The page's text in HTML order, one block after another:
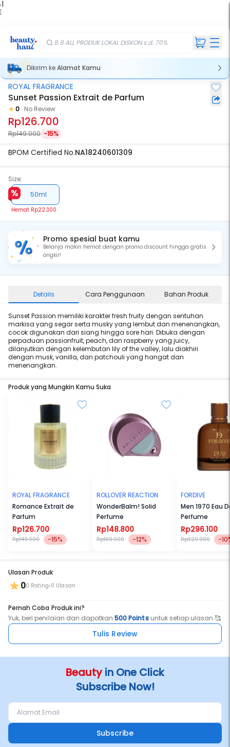
|
8.8 ALL PRODUK LOKAL DISKON s.d. 70%
Dikirim keAlamat Kamu
ROYAL FRAGRANCE
Sunset Passion Extrait de Parfum
0 No Review
Rp126.700
Rp149.000 -15%
BPOM Certified No.NA18240601309
Size:
50ml
Hemat Rp22.300
Promo spesial buat kamu
Belanja makin hemat dengan promo discount hingga gratis
ongkir!
Details Cara Penggunaan Bahan Produk
Sunset Passion memiliki karakter fresh fruity dengan sentuhan
markisa yang segar serta musky yang lembut dan menenangkan,
cocok digunakan dari siang hingga sore hari. Dibuka dengan
perpaduan passionfruit, peach, dan raspberry yang juicy,
dilanjutkan dengan kelembutan lily of the valley, lalu diakhiri
dengan musk, vanilla, dan patchouli yang hangat dan
menenangkan.
Produk yang Mungkin Kamu Suka
ROYAL FRAGRANCE
Romance Extrait de
Parfum
Rp126.700
Rp149.000 -15%
ROLLOVER REACTION
WonderBalm! Solid
Perfume
Rp148.800
Rp169.000 -12%
FORDIVE
Men 1970 Eau
Perfume
Rp296.100
Rp329.000 -
Ulasan Produk
00 Rating 0 Ulasan
Pernah Coba Produk ini?
Yuk, beri penilaian dan dapatkan500 Pointsuntuk setiap ulasan 🥰
Tulis Review
Beautyin One Click
Subscribe Now!
Subscribe